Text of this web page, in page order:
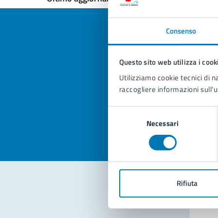
Consenso
Questo sito web utilizza i
Utilizziamo cookie tecnici di
raccogliere informazioni
Necessari
Rifiuta